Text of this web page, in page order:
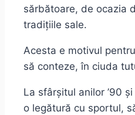
sărbătoare, de ocazia
tradițiile sale.
Acesta e motivul
să conteze, în ciuda
La sfârșitul anilor ’90
o legătură cu sportul,